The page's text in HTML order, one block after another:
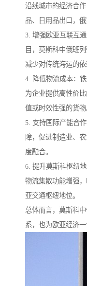
沿线城市的经济合
品、日用品出口，
3. 增强欧亚互联互
目，莫斯科中俄班
减少对传统海运的
4. 降低物流成本：
为企业提供高性价
值或时效性强的货
5. 支持国际产能合
障，促进制造业、
度融合。
6. 提升莫斯科枢纽
物流集散功能增强
亚交通枢纽地位。
总体而言，莫斯科
系，也为欧亚经济一